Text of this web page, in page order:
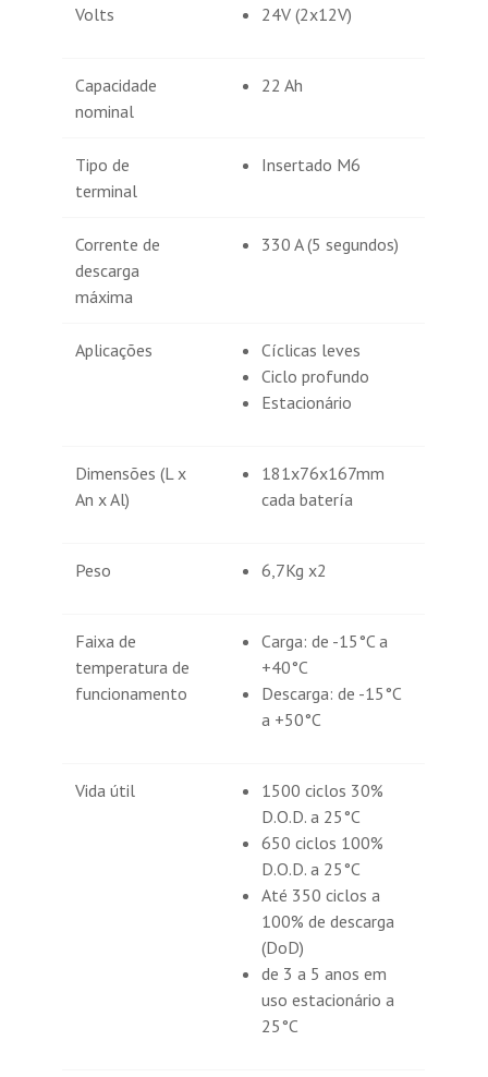
Volts 24V (2x12V)
Capacidade
nominal
22 Ah
Tipo de
terminal
Insertado M6
Corrente de
descarga
máxima
330 A (5 segundos)
Aplicações
Cíclicas leves
Ciclo profundo
Estacionário
Dimensões (L x
An x Al)
181x76x167mm
cada batería
Peso 6,7Kg x2
Faixa de
temperatura de
funcionamento
Carga: de -15°C a
+40°C
Descarga: de -15°C
a +50°C
Vida útil
1500 ciclos 30%
D.O.D. a 25°C
650 ciclos 100%
D.O.D. a 25°C
Até 350 ciclos a
100% de descarga
(DoD)
de 3 a 5 anos em
uso estacionário a
25°C